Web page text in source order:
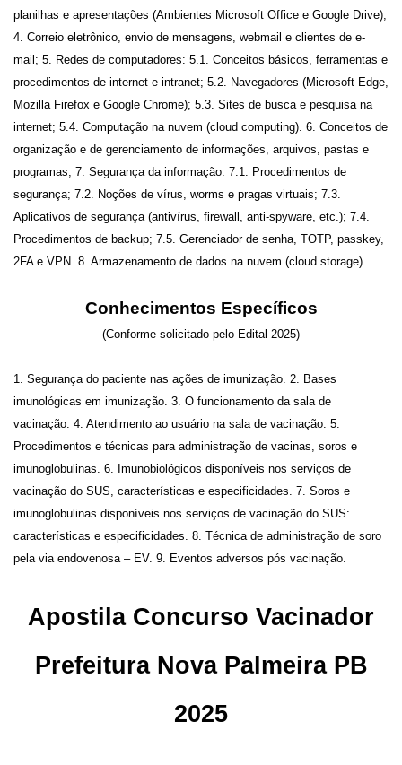
planilhas e apresentações (Ambientes Microsoft Office e Google Drive);
4. Correio eletrônico, envio de mensagens, webmail e clientes de e-
mail; 5. Redes de computadores: 5.1. Conceitos básicos, ferramentas e
procedimentos de internet e intranet; 5.2. Navegadores (Microsoft Edge,
Mozilla Firefox e Google Chrome); 5.3. Sites de busca e pesquisa na
internet; 5.4. Computação na nuvem (cloud computing). 6. Conceitos de
organização e de gerenciamento de informações, arquivos, pastas e
programas; 7. Segurança da informação: 7.1. Procedimentos de
segurança; 7.2. Noções de vírus, worms e pragas virtuais; 7.3.
Aplicativos de segurança (antivírus, firewall, anti-spyware, etc.); 7.4.
Procedimentos de backup; 7.5. Gerenciador de senha, TOTP, passkey,
2FA e VPN. 8. Armazenamento de dados na nuvem (cloud storage).
Conhecimentos Específicos
(Conforme solicitado pelo Edital 2025)
1. Segurança do paciente nas ações de imunização. 2. Bases
imunológicas em imunização. 3. O funcionamento da sala de
vacinação. 4. Atendimento ao usuário na sala de vacinação. 5.
Procedimentos e técnicas para administração de vacinas, soros e
imunoglobulinas. 6. Imunobiológicos disponíveis nos serviços de
vacinação do SUS, características e especificidades. 7. Soros e
imunoglobulinas disponíveis nos serviços de vacinação do SUS:
características e especificidades. 8. Técnica de administração de soro
pela via endovenosa – EV. 9. Eventos adversos pós vacinação.
Apostila Concurso Vacinador
Prefeitura Nova Palmeira PB
2025